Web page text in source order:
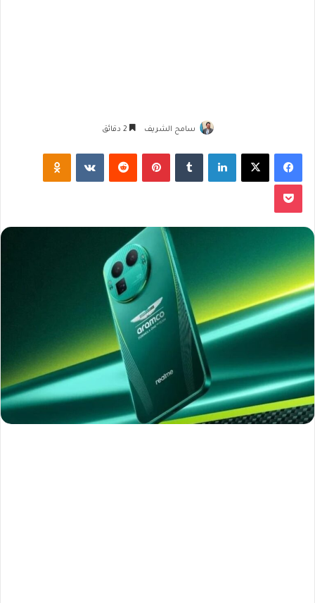
سامح الشريف
فيسبوك لينكدإن بينتيريست